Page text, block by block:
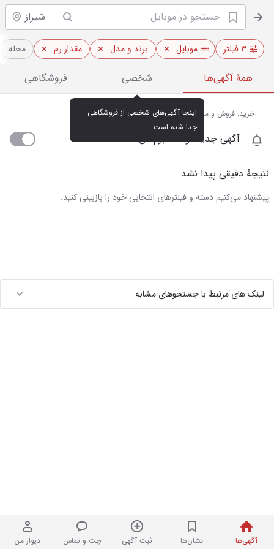
شیراز
آگهی‌ها نشان‌ها ثبت آگهی چت و تماس دیوار من
۳ فیلتر موبایل برند و مدل مقدار رم محله
همهٔ آگهی‌ها شخصی فروشگاهی
جدا شده است.
خرید، فروش و مشاهده قیمت روز موبایل در شیراز
آگهی جدید اومد خبرم کن
نتیجهٔ دقیقی پیدا نشد
پیشنهاد می‌کنیم دسته و فیلترهای انتخابی خود را بازبینی کنید.
لینک های مرتبط با جستجوهای مشابه